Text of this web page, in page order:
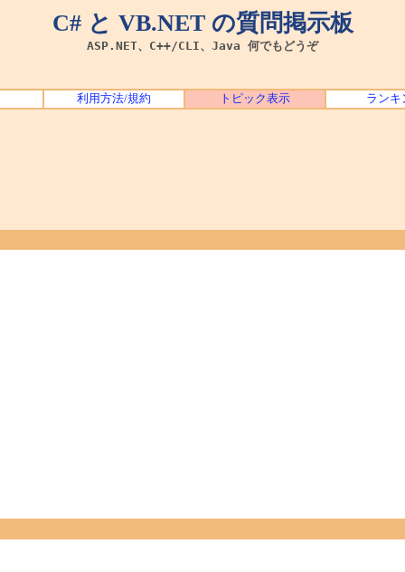
C# と VB.NET の質問掲示板
ASP.NET、C++/CLI、Java 何でもどうぞ
利用方法/規約 トピック表示 ランキ